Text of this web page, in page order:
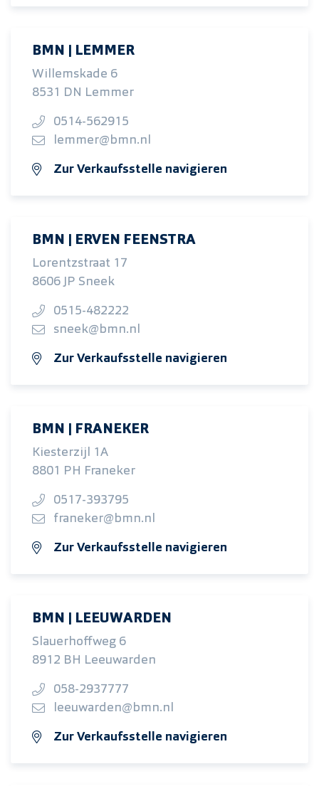
BMN | LEMMER
Willemskade 6
8531 DN Lemmer
0514-562915
lemmer@bmn.nl
Zur Verkaufsstelle navigieren
BMN | ERVEN FEENSTRA
Lorentzstraat 17
8606 JP Sneek
0515-482222
sneek@bmn.nl
Zur Verkaufsstelle navigieren
BMN | FRANEKER
Kiesterzijl 1A
8801 PH Franeker
0517-393795
franeker@bmn.nl
Zur Verkaufsstelle navigieren
BMN | LEEUWARDEN
Slauerhoffweg 6
8912 BH Leeuwarden
058-2937777
leeuwarden@bmn.nl
Zur Verkaufsstelle navigieren